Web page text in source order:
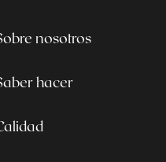
nosotros
hacer